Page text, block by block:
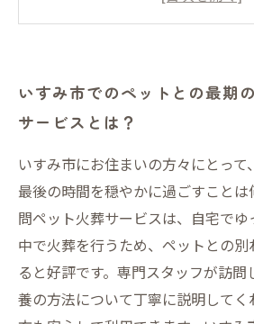
実際の利用者の声から見る、
トと注意点
大切なペットの最期を穏やか
すみ市訪問ペット火葬のすすめ
訪問ペット火葬サービスの基
での利用方法と流れ
安心できるペットとの別れを
み市で訪問火葬を選ぶ理由
いすみ市でのペットとの最期
サービスとは？
いすみ市にお住まいの方々にとっ
最後の時間を穏やかに過ごすこと
問ペット火葬サービスは、自宅で
中で火葬を行うため、ペットとの
ると好評です。専門スタッフが訪
養の方法について丁寧に説明して